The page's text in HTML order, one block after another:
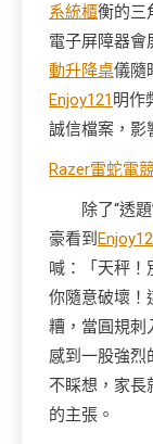
系統櫃衡的三
電子屏障器會
動升降桌儀隨
Enjoy121 明作
誠信檔案，影
Razer雷蛇電
除了“透
豪看到
喊：「天秤！
你隨意破壞！
糟，當圓規刺
感到一股強烈
不睬想，家長
的主張。